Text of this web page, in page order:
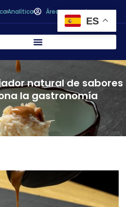
Analítica Área personal
natural de sabores
la gastronomía
ES